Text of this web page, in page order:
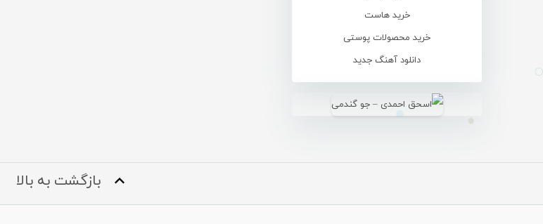
خرید هاست
خرید محصولات پوستی
دانلود آهنگ جدید
بازگشت به بالا